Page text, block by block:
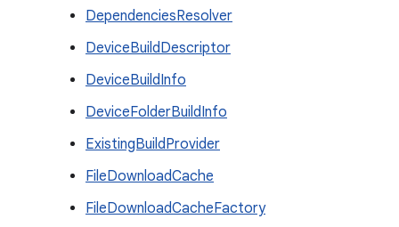
DependenciesResolver
DeviceBuildDescriptor
DeviceBuildInfo
DeviceFolderBuildInfo
ExistingBuildProvider
FileDownloadCache
FileDownloadCacheFactory